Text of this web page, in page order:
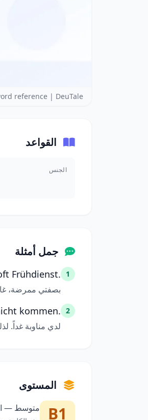
reference | DeuTale
القواعد
الجنس
جمل أمثلة
1
Frühdienst.
بصفتي ممرضة،
2
kommen.
لدي مناوبة غداً.
المستوى
B1 متوسط —